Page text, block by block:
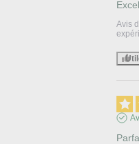
Avis